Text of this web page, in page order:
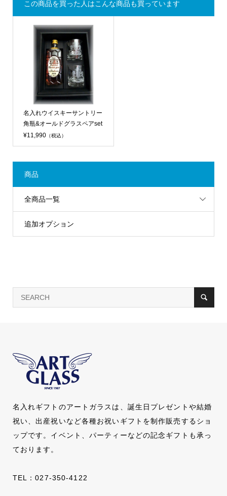
この商品を買った人はこんな商品も買っています
名入れウイスキーサントリー
角瓶&オールドグラスペアset
¥11,990（税込）
商品
全商品一覧
追加オプション
名入れギフトのアートガラスは、誕生日プレゼントや結婚
祝い、出産祝いなど各種お祝いギフトを制作販売するショ
ップです。イベント、パーティーなどの記念ギフトも承っ
ております。
TEL：027-350-4122